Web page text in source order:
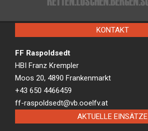
KONTAKT
FF Raspoldsedt
HBI Franz Krempler
Moos 20, 4890 Frankenmarkt
+43 650 4466459
ff-raspoldsedt@vb.ooelfv.at
AKTUELLE EINSÄTZE